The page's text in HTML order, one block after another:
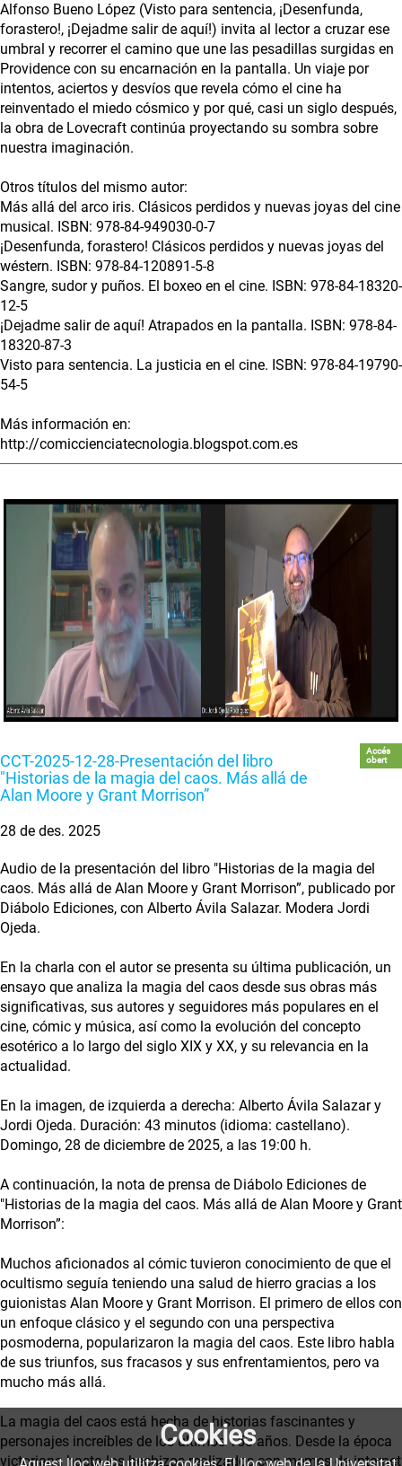
Alfonso Bueno López (Visto para sentencia, ¡Desenfunda,
forastero!, ¡Dejadme salir de aquí!) invita al lector a cruzar ese
umbral y recorrer el camino que une las pesadillas surgidas en
Providence con su encarnación en la pantalla. Un viaje por
intentos, aciertos y desvíos que revela cómo el cine ha
reinventado el miedo cósmico y por qué, casi un siglo después,
la obra de Lovecraft continúa proyectando su sombra sobre
nuestra imaginación.
Otros títulos del mismo autor:
Más allá del arco iris. Clásicos perdidos y nuevas joyas del cine
musical. ISBN: 978-84-949030-0-7
¡Desenfunda, forastero! Clásicos perdidos y nuevas joyas del
wéstern. ISBN: 978-84-120891-5-8
Sangre, sudor y puños. El boxeo en el cine. ISBN: 978-84-18320-
12-5
¡Dejadme salir de aquí! Atrapados en la pantalla. ISBN: 978-84-
18320-87-3
Visto para sentencia. La justicia en el cine. ISBN: 978-84-19790-
54-5
Más información en:
http://comiccienciatecnologia.blogspot.com.es
CCT-2025-12-28-Presentación del libro
"Historias de la magia del caos. Más allá de
Alan Moore y Grant Morrison”
Accés
obert
28 de des. 2025
Audio de la presentación del libro "Historias de la magia del
caos. Más allá de Alan Moore y Grant Morrison”, publicado por
Diábolo Ediciones, con Alberto Ávila Salazar. Modera Jordi
Ojeda.
En la charla con el autor se presenta su última publicación, un
ensayo que analiza la magia del caos desde sus obras más
significativas, sus autores y seguidores más populares en el
cine, cómic y música, así como la evolución del concepto
esotérico a lo largo del siglo XIX y XX, y su relevancia en la
actualidad.
En la imagen, de izquierda a derecha: Alberto Ávila Salazar y
Jordi Ojeda. Duración: 43 minutos (idioma: castellano).
Domingo, 28 de diciembre de 2025, a las 19:00 h.
A continuación, la nota de prensa de Diábolo Ediciones de
"Historias de la magia del caos. Más allá de Alan Moore y Grant
Morrison”:
Muchos aficionados al cómic tuvieron conocimiento de que el
ocultismo seguía teniendo una salud de hierro gracias a los
guionistas Alan Moore y Grant Morrison. El primero de ellos con
un enfoque clásico y el segundo con una perspectiva
posmoderna, popularizaron la magia del caos. Este libro habla
de sus triunfos, sus fracasos y sus enfrentamientos, pero va
mucho más allá.
La magia del caos está hecha de historias fascinantes y
personajes increíbles de los últimos 150 años. Desde la época
victoriana hasta los hechizos realizados con memes de internet
Cookies